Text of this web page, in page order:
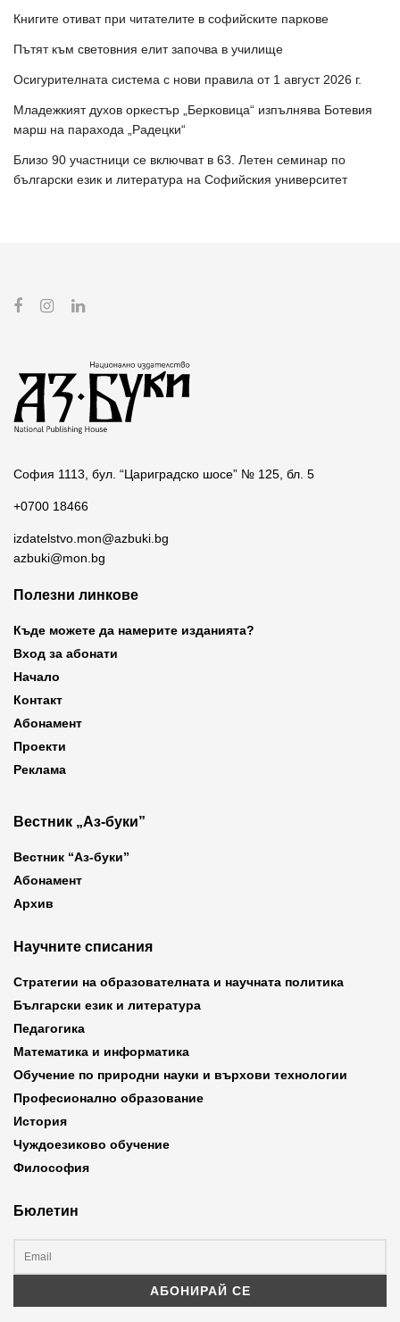
Книгите отиват при читателите в софийските паркове
Пътят към световния елит започва в училище
Осигурителната система с нови правила от 1 август 2026 г.
Младежкият духов оркестър „Берковица“ изпълнява Ботевия
марш на парахода „Радецки“
Близо 90 участници се включват в 63. Летен семинар по
български език и литература на Софийския университет
София 1113, бул. “Цариградско шосе” № 125, бл. 5
+0700 18466
izdatelstvo.mon@azbuki.bg
azbuki@mon.bg
Полезни линкове
Къде можете да намерите изданията?
Вход за абонати
Начало
Контакт
Абонамент
Проекти
Реклама
Вестник „Аз-буки”
Вестник “Аз-буки”
Абонамент
Архив
Научните списания
Стратегии на образователната и научната политика
Български език и литература
Педагогика
Математика и информатика
Обучение по природни науки и върхови технологии
Професионално образование
История
Чуждоезиково обучение
Философия
Бюлетин